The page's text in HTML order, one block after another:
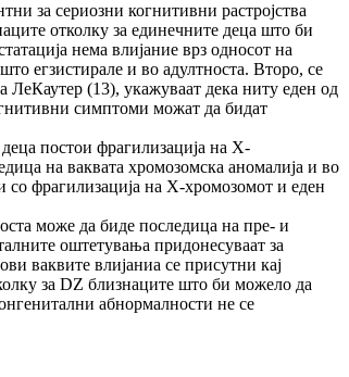
за сериозни когнитивни растројства
отколку за единечните деца што би
нема влијание врз односот на
егзистирале и во адултноста. Второ, се
ЛеКаутер (13), укажуваат дека ниту еден од
симптоми можат да бидат
постои фрагилизација на X-
на ваквата хромозомска аномалија и во
со фрагилизација на X-хромозомот и еден
може да биде последица на пре- и
оштетувања придонесуваат за
ваквите влијаниа се присутни кај
за DZ близнаците што би можело да
абнормалности не се